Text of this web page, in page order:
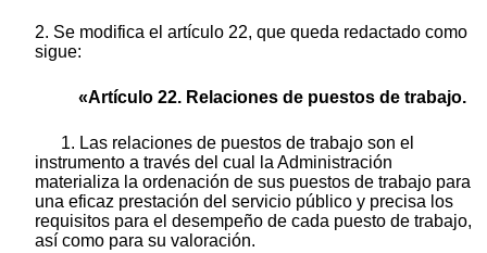
2. Se modifica el artículo 22, que queda redactado como
sigue:
«Artículo 22. Relaciones de puestos de trabajo.
1. Las relaciones de puestos de trabajo son el
instrumento a través del cual la Administración
materializa la ordenación de sus puestos de trabajo para
una eficaz prestación del servicio público y precisa los
requisitos para el desempeño de cada puesto de trabajo,
así como para su valoración.